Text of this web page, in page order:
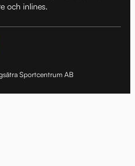
och inlines.
Sportcentrum AB